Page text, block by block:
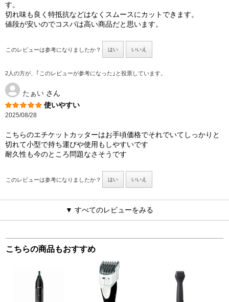
す。
切れ味も良く特抵抗などはなくスムースにカットできます。
値段が安いのでコスパは高い商品だと思います。
このレビューは参考になりましたか？ はい いいえ
2人の方が、｢このレビューが参考になった｣と投票しています。
たぁい さん
使いやすい
2025/08/28
こちらのエチケットカッターはお手頃価格でそれでいてしっかりと
切れて小型で持ち運びや使用もしやすいです
耐久性も今のところ問題なさそうです
このレビューは参考になりましたか？ はい いいえ
▼ すべてのレビューをみる
こちらの商品もおすすめ